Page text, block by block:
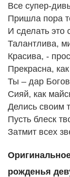
Все супер-
Пришла пора
И сделать это
Талантлива,
Красива, -
Прекрасна,
Ты – дар
Сияй, как
Делись своим
Пусть блеск
Затмит всех
рожденья